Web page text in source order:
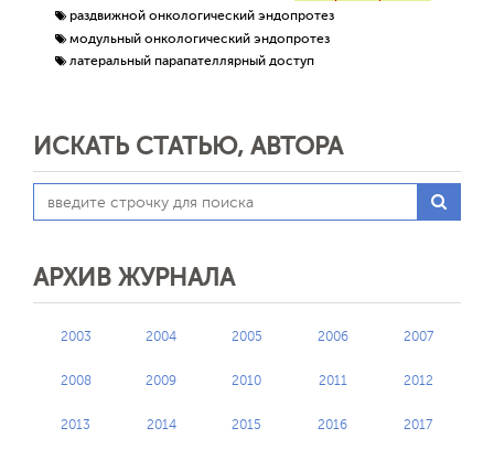
раздвижной онкологический эндопротез
модульный онкологический эндопротез
латеральный парапателлярный доступ
ИСКАТЬ СТАТЬЮ, АВТОРА
АРХИВ ЖУРНАЛА
2003 2004 2005 2006 2007
2008 2009 2010 2011 2012
2013 2014 2015 2016 2017